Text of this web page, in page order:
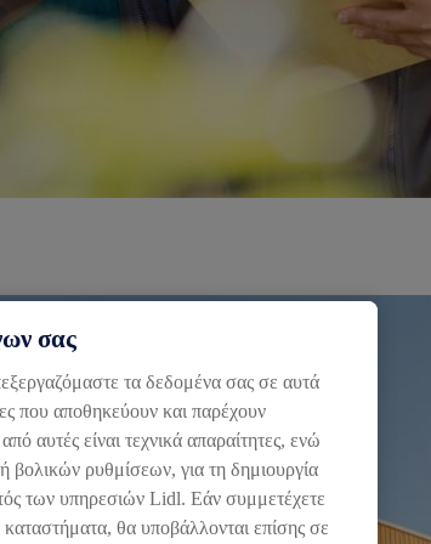
σας
τα δεδομένα σας σε αυτά
που αποθηκεύουν και παρέχουν
αυτές είναι τεχνικά απαραίτητες, ενώ
βολικών ρυθμίσεων, για τη δημιουργία
των υπηρεσιών Lidl. Εάν συμμετέχετε
θα υποβάλλονται επίσης σε